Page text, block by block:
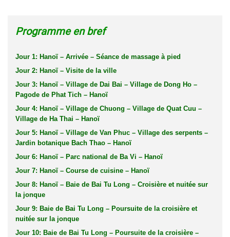
Programme en bref
Jour 1: Hanoï – Arrivée – Séance de massage à pied
Jour 2: Hanoï – Visite de la ville
Jour 3: Hanoï – Village de Dai Bai – Village de Dong Ho –
Pagode de Phat Tich – Hanoï
Jour 4: Hanoï – Village de Chuong – Village de Quat Cuu –
Village de Ha Thai – Hanoï
Jour 5: Hanoï – Village de Van Phuc – Village des serpents –
Jardin botanique Bach Thao – Hanoï
Jour 6: Hanoï – Parc national de Ba Vi – Hanoï
Jour 7: Hanoï – Course de cuisine – Hanoï
Jour 8: Hanoï – Baie de Bai Tu Long – Croisière et nuitée sur
la jonque
Jour 9: Baie de Bai Tu Long – Poursuite de la croisière et
nuitée sur la jonque
Jour 10: Baie de Bai Tu Long – Poursuite de la croisière –